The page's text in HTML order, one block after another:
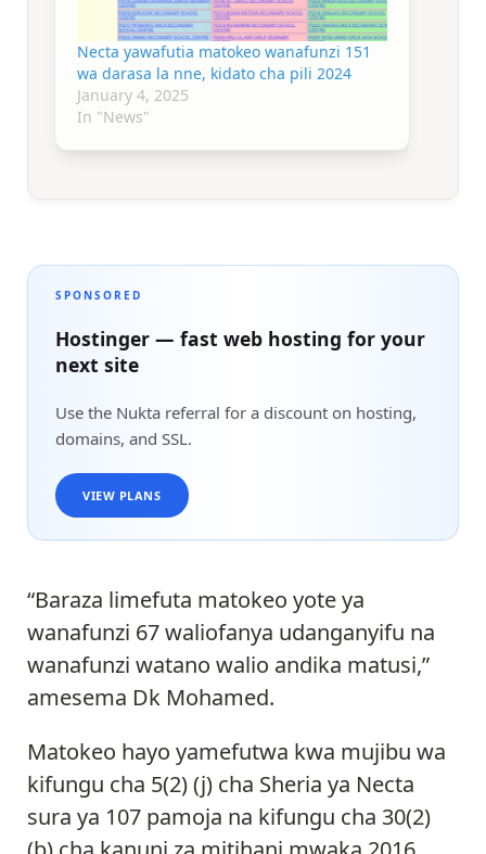
Necta yawafutia matokeo wanafunzi 151
wa darasa la nne, kidato cha pili 2024
January 4, 2025
In "News"
SPONSORED
Hostinger — fast web hosting for your
next site
Use the Nukta referral for a discount on hosting,
domains, and SSL.
VIEW PLANS
“Baraza limefuta matokeo yote ya
wanafunzi 67 waliofanya udanganyifu na
wanafunzi watano walio andika matusi,”
amesema Dk Mohamed.
Matokeo hayo yamefutwa kwa mujibu wa
kifungu cha 5(2) (j) cha Sheria ya Necta
sura ya 107 pamoja na kifungu cha 30(2)